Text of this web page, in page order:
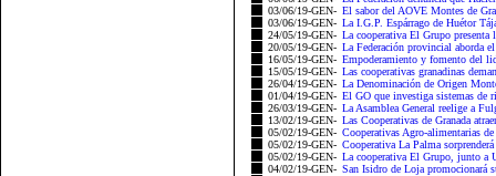
03/06/19-GEN- El sabor del AOVE Montes de
03/06/19-GEN- La I.G.P. Espárrago de Huétor
24/05/19-GEN- La cooperativa El Grupo presenta
20/05/19-GEN- La Federación provincial aborda
16/05/19-GEN- Empoderamiento y fomento del
15/05/19-GEN- Las cooperativas granadinas
26/04/19-GEN- La Denominación de Origen
01/04/19-GEN- El GO que investiga sistemas de
26/03/19-GEN- La Asamblea General reelige a
13/02/19-GEN- Las Cooperativas de Granada
05/02/19-GEN- Cooperativas Agro-alimentarias
05/02/19-GEN- Cooperativa La Palma
05/02/19-GEN- La cooperativa El Grupo, junto a
04/02/19-GEN- San Isidro de Loja promocionará